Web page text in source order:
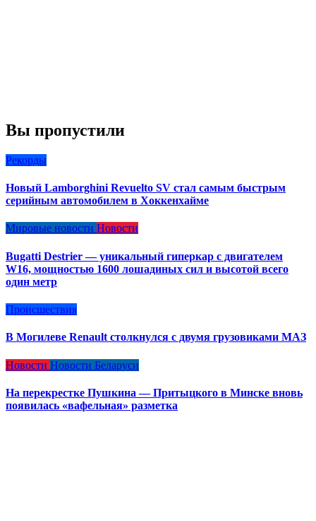
Вы пропустили
Рекорды
Новый Lamborghini Revuelto SV стал самым быстрым
серийным автомобилем в Хоккенхайме
Мировые новости Новости
Bugatti Destrier — уникальный гиперкар с двигателем
W16, мощностью 1600 лошадиных сил и высотой всего
один метр
Происшествия
В Могилеве Renault столкнулся с двумя грузовиками МАЗ
Новости Новости Беларуси
На перекрестке Пушкина — Притыцкого в Минске вновь
появилась «вафельная» разметка